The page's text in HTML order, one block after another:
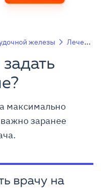
железы Лечение рака поджелудочной железы
максимально
заранее
врачу на